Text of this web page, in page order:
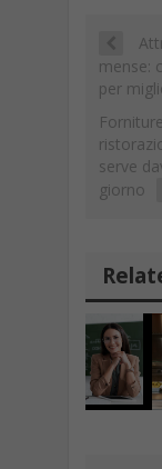
mense:
per
serve
giorno